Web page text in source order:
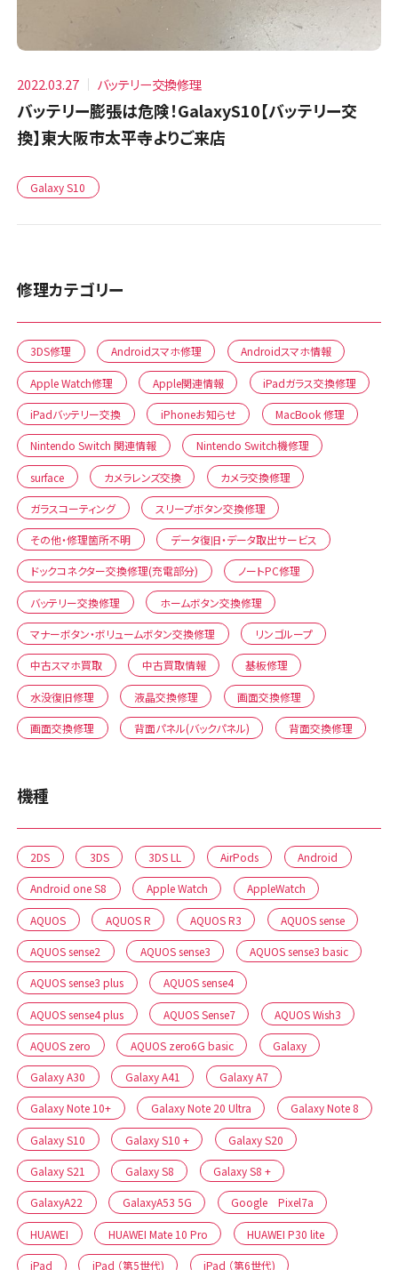
2022.03.27 バッテリー交換修理
バッテリー膨張は危険！GalaxyS10【バッテリー交
換】東大阪市太平寺よりご来店
Galaxy S10
修理カテゴリー
3DS修理 Androidスマホ修理 Androidスマホ情報
Apple Watch修理 Apple関連情報 iPadガラス交換修理
iPadバッテリー交換 iPhoneお知らせ MacBook 修理
Nintendo Switch 関連情報 Nintendo Switch機修理
surface カメラレンズ交換 カメラ交換修理
ガラスコーティング スリープボタン交換修理
その他・修理箇所不明 データ復旧・データ取出サービス
ドックコネクター交換修理(充電部分) ノートPC修理
バッテリー交換修理 ホームボタン交換修理
マナーボタン・ボリュームボタン交換修理 リンゴループ
中古スマホ買取 中古買取情報 基板修理
水没復旧修理 液晶交換修理 画面交換修理
画面交換修理 背面パネル(バックパネル) 背面交換修理
機種
2DS 3DS 3DS LL AirPods Android
Android one S8 Apple Watch AppleWatch
AQUOS AQUOS R AQUOS R3 AQUOS sense
AQUOS sense2 AQUOS sense3 AQUOS sense3 basic
AQUOS sense3 plus AQUOS sense4
AQUOS sense4 plus AQUOS Sense7 AQUOS Wish3
AQUOS zero AQUOS zero6G basic Galaxy
Galaxy A30 Galaxy A41 Galaxy A7
Galaxy Note 10+ Galaxy Note 20 Ultra Galaxy Note 8
Galaxy S10 Galaxy S10 + Galaxy S20
Galaxy S21 Galaxy S8 Galaxy S8 +
GalaxyA22 GalaxyA53 5G Google Pixel7a
HUAWEI HUAWEI Mate 10 Pro HUAWEI P30 lite
iPad iPad （第5世代) iPad （第6世代)